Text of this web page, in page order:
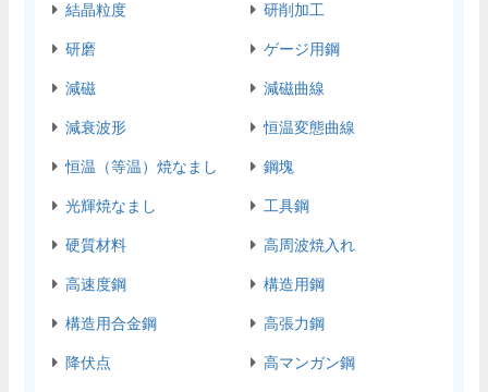
結晶粒度 研削加工
研磨 ゲージ用鋼
減磁 減磁曲線
減衰波形 恒温変態曲線
恒温（等温）焼なまし 鋼塊
光輝焼なまし 工具鋼
硬質材料 高周波焼入れ
高速度鋼 構造用鋼
構造用合金鋼 高張力鋼
降伏点 高マンガン鋼